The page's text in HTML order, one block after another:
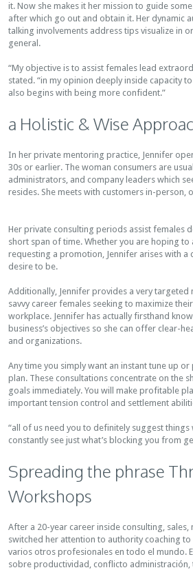
it. Now she makes it her mission to guide
after which go out and obtain it. Her dynamic
talking involvements address tips visualize in
general.
“My objective is to assist females lead
stated. “in my opinion deeply inside capacity
also begins with being more confident.”
a Holistic & Wise
In her private mentoring practice, Jennifer
30s or earlier. The woman consumers are
administrators, and company leaders which
resides. She meets with customers in-person,
Her private consulting periods assist females
short span of time. Whether you are hoping
requesting a promotion, Jennifer arises with
desire to be.
Additionally, Jennifer provides a very
savvy career females seeking to maximize
workplace. Jennifer has actually firsthand
business’s objectives so she can offer clear-
and organizations.
Any time you simply want an instant tune up or
plan. These consultations concentrate on the
goals immediately. You will make profitable
important tension control and settlement
“all of us need you to definitely suggest things
constantly see just what’s blocking you from
Spreading the phrase
Workshops
After a 20-year career inside consulting,
switched her attention to authority coaching
varios otros profesionales en todo el mundo.
sobre productividad, conflicto